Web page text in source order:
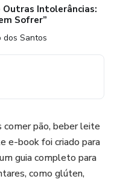
Outras Intolerâncias:
Sofrer”
dos Santos
pão, beber leite
e-book foi criado para
guia completo para
como glúten,